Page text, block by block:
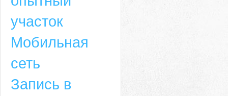
участок
Мобильная
сеть
Запись в